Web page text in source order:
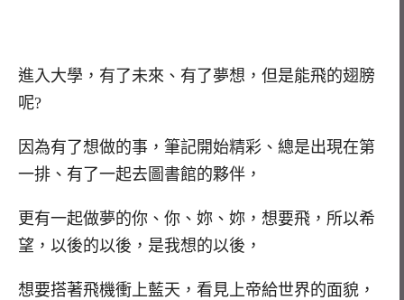
進入大學，有了未來、有了夢想，但是能飛的翅膀
呢?
因為有了想做的事，筆記開始精彩、總是出現在第
一排、有了一起去圖書館的夥伴，
更有一起做夢的你、你、妳、妳，想要飛，所以希
望，以後的以後，是我想的以後，
想要搭著飛機衝上藍天，看見上帝給世界的面貌，